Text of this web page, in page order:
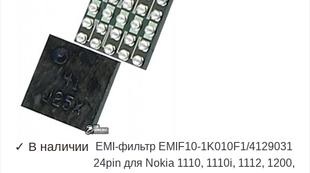
✓ В наличии
EMI-фильтр EMIF10-1K010F1/4129031
24pin для Nokia 1110, 1110i, 1112, 1200,